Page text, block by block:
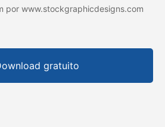
por www.stockgraphicdesigns.com
gratuito